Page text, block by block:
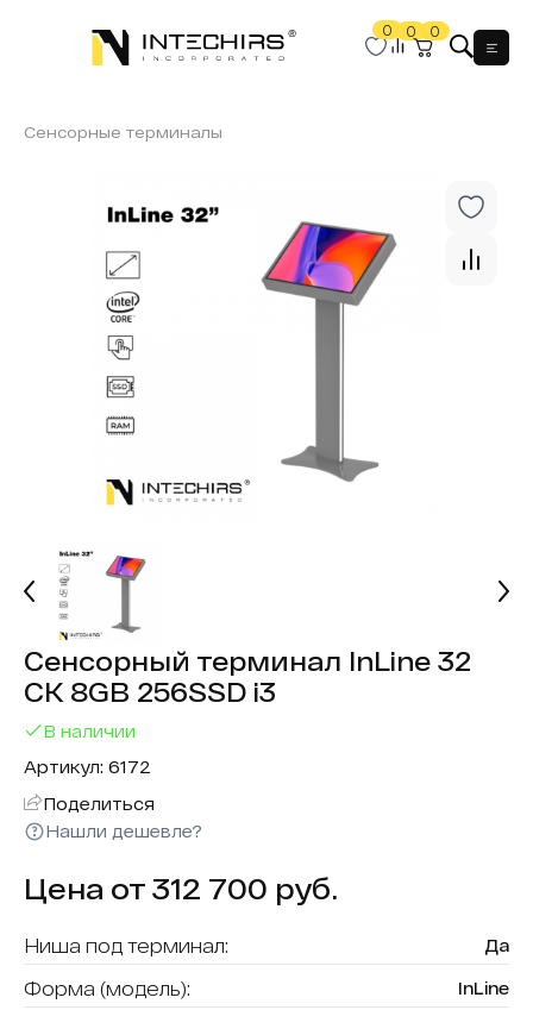
0 0 0
Сенсорные терминалы
Сенсорный терминал InLine 32
СК 8GB 256SSD i3
В наличии
Артикул: 6172
Поделиться
Нашли дешевле?
Цена от 312 700 руб.
Ниша под терминал: Да
Форма (модель): InLine